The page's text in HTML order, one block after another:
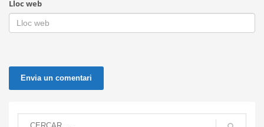
Lloc web